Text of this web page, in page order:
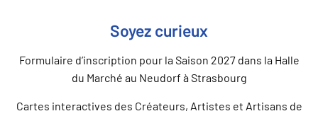
Soyez curieux
Formulaire d’inscription pour la Saison 2027 dans la Halle
du Marché au Neudorf à Strasbourg
Cartes interactives des Créateurs, Artistes et Artisans de